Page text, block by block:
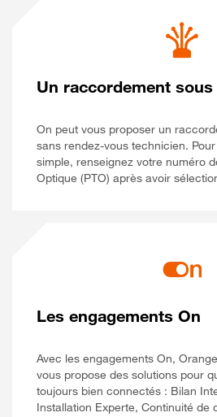
Un raccordement
On peut vous proposer un
sans rendez-vous technicien.
simple, renseignez votre numéro
Optique (PTO) après avoir
Les engagements On
Avec les engagements On,
vous propose des solutions pour
toujours bien connectés : Bilan
Installation Experte, Continuité de